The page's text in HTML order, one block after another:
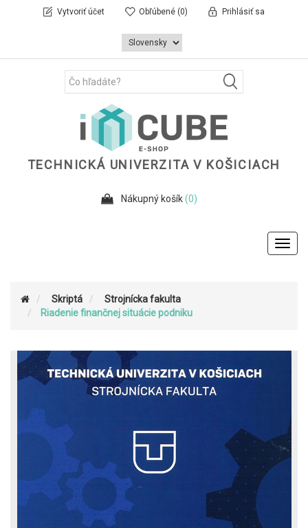
Vytvoriť účet Obľúbené (0) Prihlásiť sa
TECHNICKÁ UNIVERZITA V KOŠICIACH
Nákupný košík(0)
Skriptá
Strojnícka fakulta
Riadenie finančnej situácie podniku